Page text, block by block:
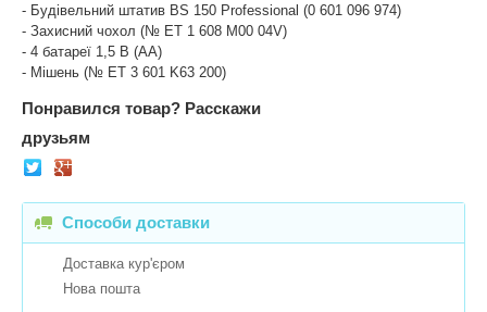
- Будівельний штатив BS 150 Professional (0 601 096 974)
- Захисний чохол (№ ET 1 608 M00 04V)
- 4 батареї 1,5 В (AA)
- Мішень (№ ET 3 601 K63 200)
Понравился товар? Расскажи
друзьям
Способи доставки
Доставка кур'єром
Нова пошта